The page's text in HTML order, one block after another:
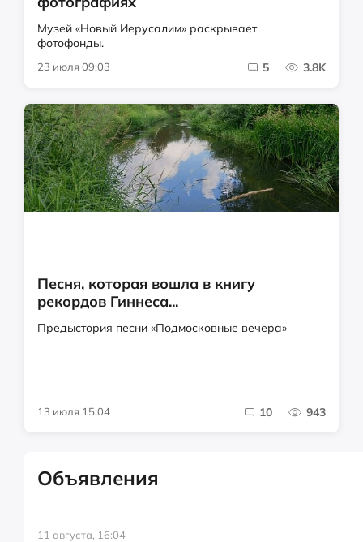
Музей «Новый Иерусалим» раскрывает
фотофонды.
23 июля 09:03 5 3.8K
Песня, которая вошла в книгу
рекордов Гиннеса...
Предыстория песни «Подмосковные вечера»
13 июля 15:04 10 943
Объявления
11 августа, 16:04